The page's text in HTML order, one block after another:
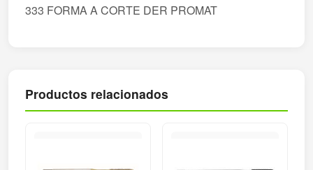
333 FORMA A CORTE DER PROMAT
Productos relacionados